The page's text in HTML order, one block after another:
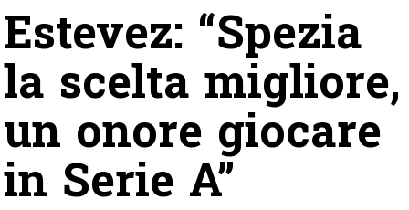
Estevez: “Spezia
la scelta migliore,
un onore giocare
in Serie A”